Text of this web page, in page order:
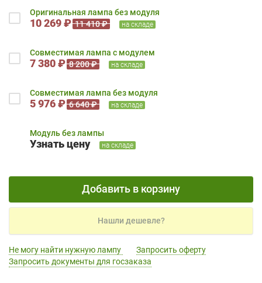
Оригинальная лампа без модуля
10 269 ₽ 11 410 ₽ на складе
Совместимая лампа с модулем
7 380 ₽ 8 200 ₽ на складе
Совместимая лампа без модуля
5 976 ₽ 6 640 ₽ на складе
Модуль без лампы
Узнать цену на складе
Добавить в корзину
Нашли дешевле?
Не могу найти нужную лампу
Запросить оферту
Запросить документы для госзаказа